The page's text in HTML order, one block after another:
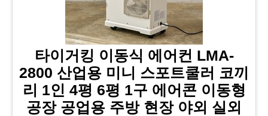
타이거킹 이동식 에어컨 LMA-
2800 산업용 미니 스포트쿨러 코끼
리 1인 4평 6평 1구 에어콘 이동형
공장 공업용 주방 현장 야외 실외